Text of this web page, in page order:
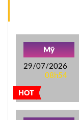
HOT
Mỹ
29/07/2026
08h54